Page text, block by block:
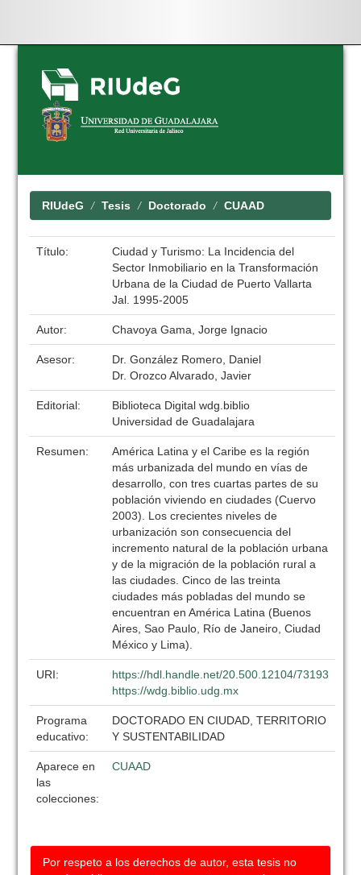
Skip
navigation
RIUdeG Tesis Doctorado CUAAD
Título:
Ciudad y Turismo: La Incidencia del
Sector Inmobiliario en la Transformación
Urbana de la Ciudad de Puerto Vallarta
Jal. 1995-2005
Autor: Chavoya Gama, Jorge Ignacio
Asesor:
Dr. González Romero, Daniel
Dr. Orozco Alvarado, Javier
Editorial:
Biblioteca Digital wdg.biblio
Universidad de Guadalajara
Resumen:
América Latina y el Caribe es la región
más urbanizada del mundo en vías de
desarrollo, con tres cuartas partes de su
población viviendo en ciudades (Cuervo
2003). Los crecientes niveles de
urbanización son consecuencia del
incremento natural de la población urbana
y de la migración de la población rural a
las ciudades. Cinco de las treinta
ciudades más pobladas del mundo se
encuentran en América Latina (Buenos
Aires, Sao Paulo, Río de Janeiro, Ciudad
México y Lima).
URI:
https://hdl.handle.net/20.500.12104/73193
https://wdg.biblio.udg.mx
Programa
educativo:
DOCTORADO EN CIUDAD, TERRITORIO
Y SUSTENTABILIDAD
Aparece en
las
colecciones:
CUAAD
Por respeto a los derechos de autor, esta tesis no